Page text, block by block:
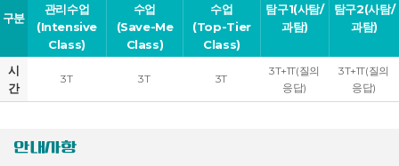
구분
관리수업
(Intensive
Class)
수업
(Save-Me
Class)
수업
(Top-Tier
Class)
탐구1(사탐/
과탐)
탐구2(사탐/
과탐)
시
간
3T 3T 3T
3T+1T(질의
응답)
3T+1T(질의
응답)
안내사항